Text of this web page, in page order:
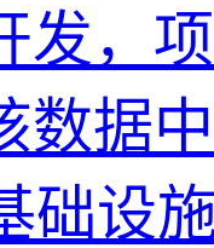
发，
数据
础设